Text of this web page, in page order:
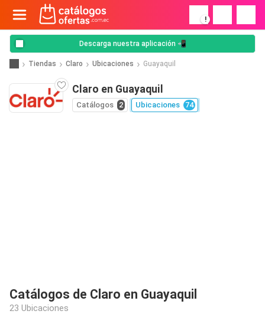
!
Descarga nuestra aplicación 📲
Tiendas Claro Ubicaciones Guayaquil
Claro en Guayaquil
Catálogos 2 Ubicaciones 74
Catálogos de Claro en Guayaquil
23 Ubicaciones